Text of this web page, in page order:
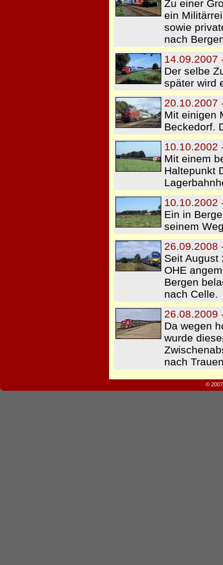
Zu einer
ein
sowie
nach
14.09.2007
Der selbe
später wird
20.10.2007
Mit einigen
Beckedorf.
10.10.2002
Mit einem
Haltepunkt
10.10.2002
Ein in
seinem
26.09.2008
Seit August
OHE
Bergen
nach Celle.
26.08.2009
Da wegen
wurde
nach
©